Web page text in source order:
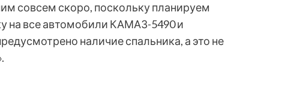
совсем скоро, поскольку планируем
на все автомобили КАМАЗ-5490 и
наличие спальника, а это не